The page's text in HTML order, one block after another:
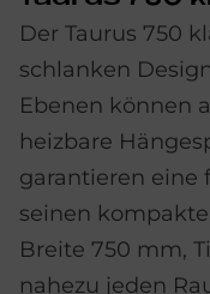
Der Taurus 750
schlanken
Ebenen können
heizbare
garantieren eine
seinen
Breite 750 mm,
nahezu jeden